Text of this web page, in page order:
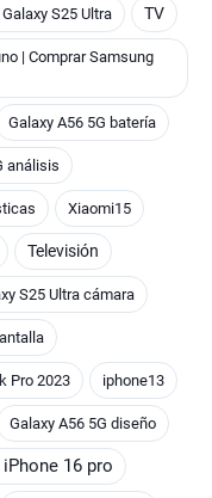
S25 Ultra TV
| Comprar Samsung
Galaxy A56 5G batería
análisis
Xiaomi15
Televisión
S25 Ultra cámara
Pro 2023 iphone13
Galaxy A56 5G diseño
16 pro